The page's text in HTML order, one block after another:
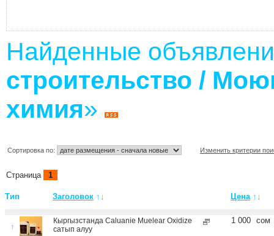
Найденные
строительство /
химия»
Сортировка по: Изменить критерии
Страница 1
Тип Заголовок ↑↓ Цена ↑↓
↑
Кыргызстанда Caluanie Muelear Oxidize
сатып алуу
сом
1 000